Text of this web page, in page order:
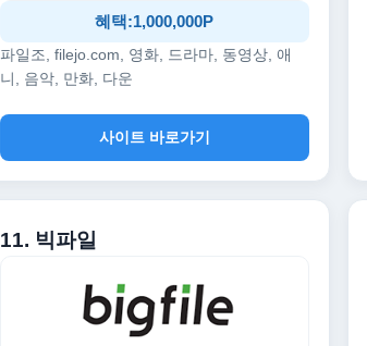
혜택:1,000,000P
파일조, filejo.com, 영화, 드라마, 동영상, 애
니, 음악, 만화, 다운
사이트 바로가기
11. 빅파일